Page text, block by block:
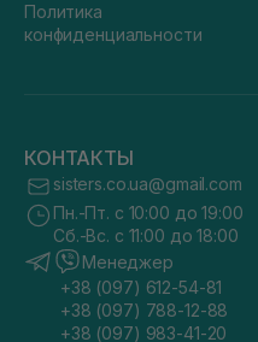
Политика
конфиденциальности
КОНТАКТЫ
sisters.co.ua@gmail.com
Пн.-Пт. с 10:00 до 19:00
Сб.-Вс. с 11:00 до 18:00
Менеджер
+38 (097) 612-54-81
+38 (097) 788-12-88
+38 (097) 983-41-20